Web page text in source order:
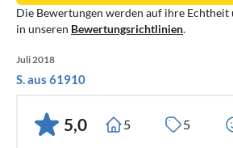
Die Bewertungen werden auf ihre
in unseren Bewertungsrichtlinien.
Juli 2018
S. aus 61910
5,0 5 5